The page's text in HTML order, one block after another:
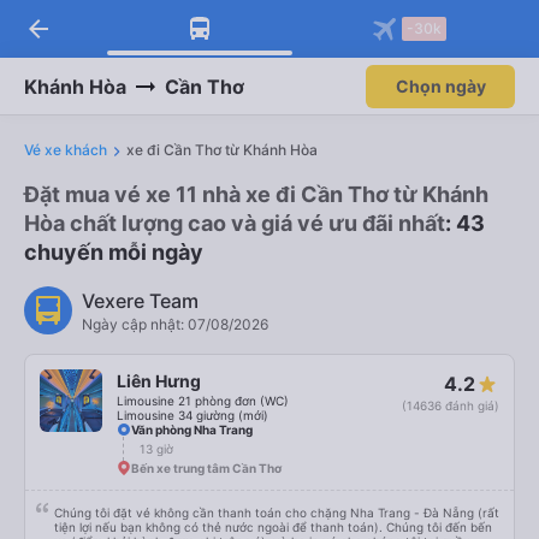
arrow_back -30k
Khánh Hòa Cần Thơ Chọn ngày
Vé xe khách xe đi Cần Thơ từ Khánh Hòa
Đặt mua vé xe 11 nhà xe đi Cần Thơ từ Khánh
Hòa chất lượng cao và giá vé ưu đãi nhất: 43
chuyến mỗi ngày
Vexere Team
Ngày cập nhật: 07/08/2026
Liên Hưng
Limousine 21 phòng đơn (WC)
Limousine 34 giường (mới)
4.2
(14636 đánh giá)
Văn phòng Nha Trang
13 giờ
Bến xe trung tâm Cần Thơ
Chúng tôi đặt vé không cần thanh toán cho chặng Nha Trang - Đà Nẵng (rất
tiện lợi nếu bạn không có thẻ nước ngoài để thanh toán). Chúng tôi đến bến